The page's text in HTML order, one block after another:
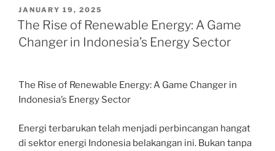
POSTED
ON
JANUARY 19, 2025
The Rise of Renewable Energy: A Game
Changer in Indonesia’s Energy Sector
The Rise of Renewable Energy: A Game Changer in
Indonesia’s Energy Sector
Energi terbarukan telah menjadi perbincangan hangat
di sektor energi Indonesia belakangan ini. Bukan tanpa